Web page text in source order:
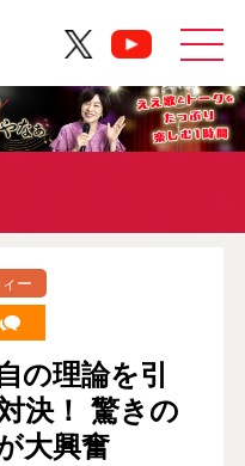
ー
の理論を引
決！ 驚きの
大興奮